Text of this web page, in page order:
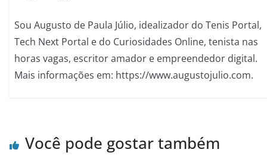
Sou Augusto de Paula Júlio, idealizador do Tenis Portal,
Tech Next Portal e do Curiosidades Online, tenista nas
horas vagas, escritor amador e empreendedor digital.
Mais informações em: https://www.augustojulio.com.
Você pode gostar também